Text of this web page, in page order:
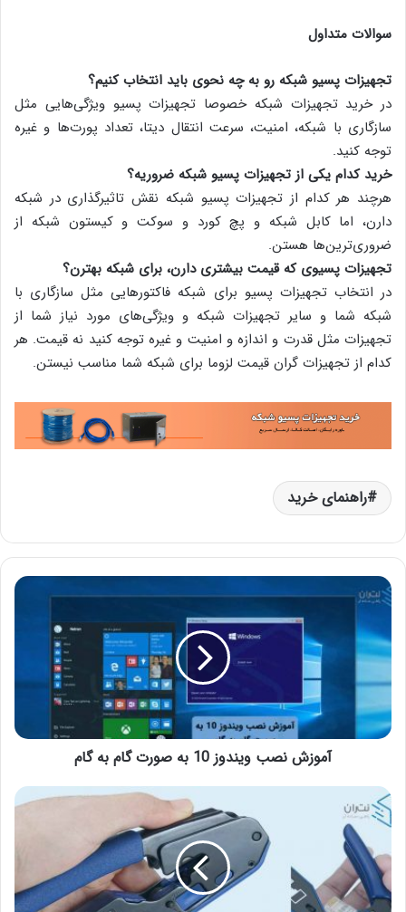
سوالات متداول
تجهیزات پسیو شبکه رو به چه نحوی باید انتخاب کنیم؟
در خرید تجهیزات شبکه خصوصا تجهیزات پسیو ویژگی‌هایی مثل
سازگاری با شبکه، امنیت، سرعت انتقال دیتا، تعداد پورت‌ها و غیره
توجه کنید.
خرید کدام یکی از تجهیزات پسیو شبکه ضروریه؟
هرچند هر کدام از تجهیزات پسیو شبکه نقش تاثیرگذاری در شبکه
دارن، اما کابل شبکه و پچ کورد و سوکت و کیستون شبکه از
ضروری‌ترین‌ها هستن.
تجهیزات پسیوی که قیمت بیشتری دارن، برای شبکه بهترن؟
در انتخاب تجهیزات پسیو برای شبکه فاکتورهایی مثل سازگاری با
شبکه شما و سایر تجهیزات شبکه و ویژگی‌های مورد نیاز شما از
تجهیزات مثل قدرت و اندازه و امنیت و غیره توجه کنید نه قیمت. هر
کدام از تجهیزات گران قیمت لزوما برای شبکه شما مناسب نیستن.
راهنمای خرید
آموزش نصب ویندوز 10 به صورت گام به گام